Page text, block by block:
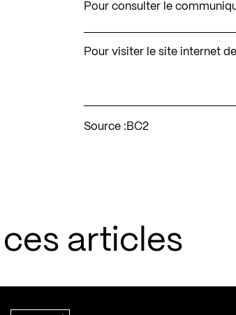
Pour consulter le
Pour visiter le site internet
Source : BC2
articles